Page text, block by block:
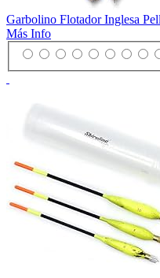
Garbolino Flotador Inglesa
Más Info